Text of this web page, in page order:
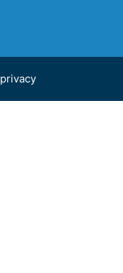
privacy